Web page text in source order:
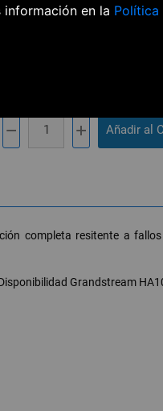
información en la Política
analógicas, troncales SIP y
completa resitente a
Grandstream